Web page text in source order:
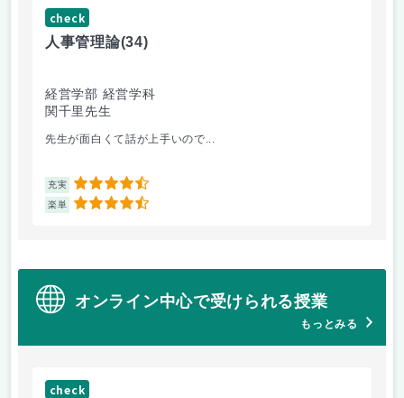
check
人事管理論(34)
経営学部 経営学科
関千里先生
先生が面白くて話が上手いので...
充実 4.5
楽単 4.5
オンライン中心で受けられる授業
もっとみる
check